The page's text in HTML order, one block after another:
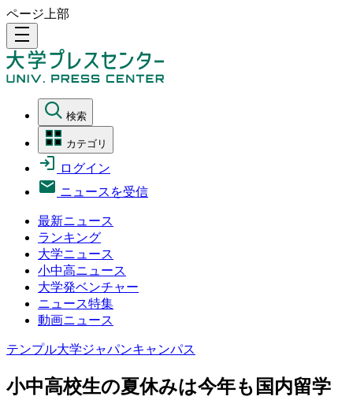
ページ上部
density_medium
検索
カテゴリ
ログイン
ニュースを受信
最新ニュース
ランキング
大学ニュース
小中高ニュース
大学発ベンチャー
ニュース特集
動画ニュース
テンプル大学ジャパンキャンパス
小中高校生の夏休みは今年も国内留学